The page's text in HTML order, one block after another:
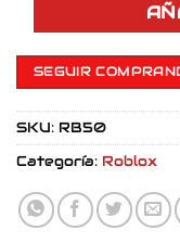
SEGUIR
SKU: RB50
Categoría: Roblox